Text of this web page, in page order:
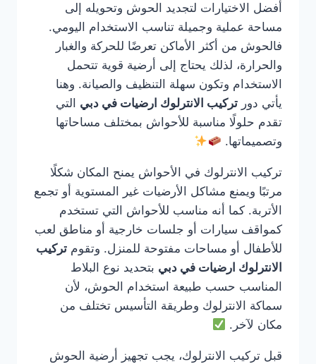
أفضل الاختيارات لتجديد الحوش وتحويله إلى
مساحة عملية وجميلة تناسب الاستخدام اليومي.
فالحوش من أكثر الأماكن تعرضًا للحركة والغبار
والحرارة، لذلك يحتاج إلى أرضية قوية تتحمل
الاستخدام وتكون سهلة التنظيف والصيانة. وهنا
يأتي دور تركيب الانترلوك ارضيات في دبي التي
تقدم حلولًا مناسبة للأحواش بمختلف مساحاتها
وتصميماتها.
تركيب الانترلوك في الأحواش يمنح المكان شكلًا
مرتبًا ويمنع مشاكل الأرضيات غير المستوية أو تجمع
الأتربة. كما أنه مناسب للأحواش التي تستخدم
كمواقف سيارات أو جلسات خارجية أو مناطق لعب
للأطفال أو مساحات مفتوحة للمنزل. وتقوم تركيب
الانترلوك ارضيات في دبي بتحديد نوع البلاط
المناسب حسب طبيعة استخدام الحوش، لأن
سماكة الانترلوك وطريقة التأسيس تختلف من
مكان لآخر.
قبل تركيب الانترلوك، يجب تجهيز أرضية الحوش